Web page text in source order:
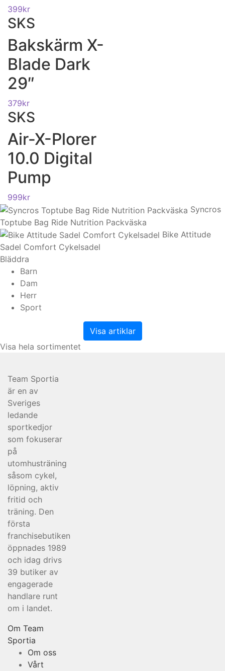
399kr
SKS
Bakskärm X-
Blade Dark
29″
379kr
SKS
Air-X-Plorer
10.0 Digital
Pump
999kr
Syncros
Toptube Bag Ride Nutrition Packväska
Bike Attitude
Sadel Comfort Cykelsadel
Bläddra
Barn
Dam
Herr
Sport
Visa artiklar
Visa hela sortimentet
Team Sportia
är en av
Sveriges
ledande
sportkedjor
som fokuserar
på
utomhusträning
såsom cykel,
löpning, aktiv
fritid och
träning. Den
första
franchisebutiken
öppnades 1989
och idag drivs
39 butiker av
engagerade
handlare runt
om i landet.
Om Team
Sportia
Om oss
Vårt